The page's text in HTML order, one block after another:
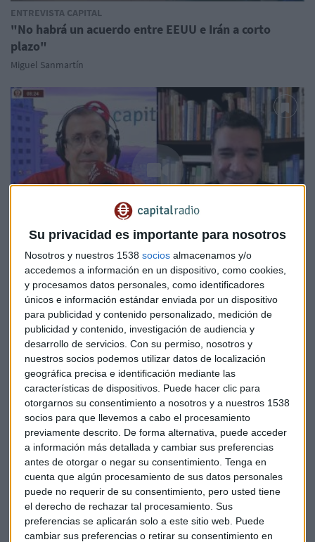
Su privacidad es importante para nosotros
Nosotros y nuestros 1538 socios almacenamos y/o
accedemos a información en un dispositivo, como cookies,
y procesamos datos personales, como identificadores
únicos e información estándar enviada por un dispositivo
para publicidad y contenido personalizado, medición de
publicidad y contenido, investigación de audiencia y
desarrollo de servicios. Con su permiso, nosotros y
nuestros socios podemos utilizar datos de localización
geográfica precisa e identificación mediante las
características de dispositivos. Puede hacer clic para
otorgarnos su consentimiento a nosotros y a nuestros 1538
socios para que llevemos a cabo el procesamiento
previamente descrito. De forma alternativa, puede acceder
a información más detallada y cambiar sus preferencias
antes de otorgar o negar su consentimiento. Tenga en
cuenta que algún procesamiento de sus datos personales
puede no requerir de su consentimiento, pero usted tiene
el derecho de rechazar tal procesamiento. Sus
preferencias se aplicarán solo a este sitio web. Puede
cambiar sus preferencias o retirar su consentimiento en
ENTREVISTA CAPITAL
"No habrá un acuerdo entre EEUU e Irán a corto
plazo"
Miguel Sanmartín
ENTREVISTA CAPITAL
¿Podrá la OPEP+ producir más barriles de petróleo?
Miguel Sanmartín
ENTREVISTA CAPITAL
Un billón en capex para la IA, ¿Quién será el ganador?
Miguel Sanmartín